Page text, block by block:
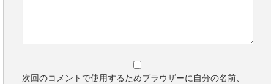
次回のコメントで使用するためブラウザーに自分の名前、